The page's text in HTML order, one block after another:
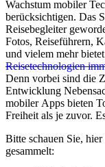
Wachstum mobiler
berücksichtigen. Das
Reisebegleiter
Fotos, Reiseführern,
und vielem mehr
Reisetechnologien
Denn vorbei sind die
Entwicklung
mobiler Apps bieten
Freiheit als je zuvor.
Bitte schauen Sie,
gesammelt: